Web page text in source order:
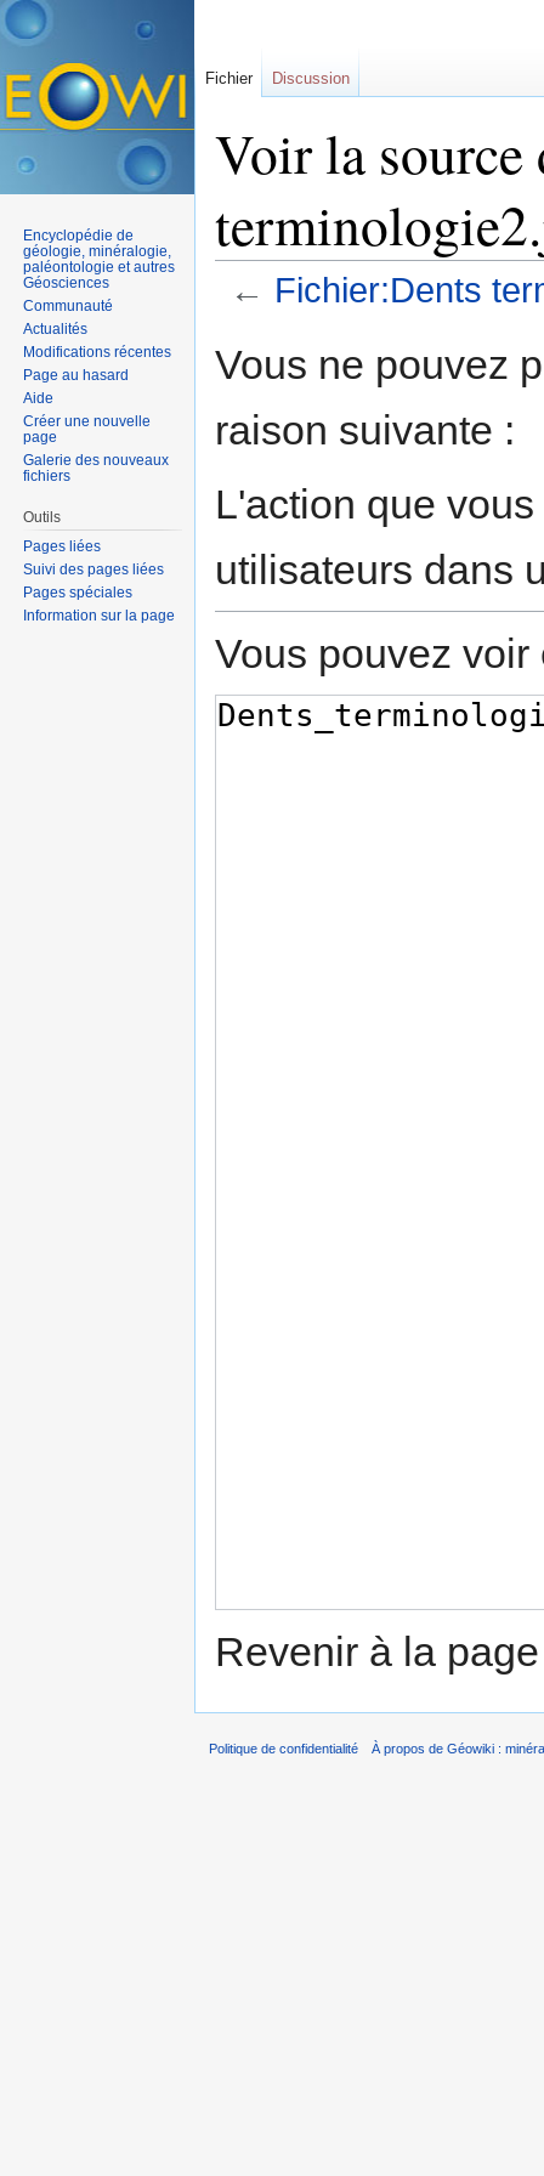
Voir la source
← Fichier:Dents
Vous ne pouvez
raison suivante :
L'action que
utilisateurs dans
Vous pouvez
Revenir à la
Fichier Discussion
Encyclopédie de
géologie, minéralogie,
paléontologie et autres
Géosciences
Communauté
Actualités
Modifications récentes
Page au hasard
Aide
Créer une nouvelle
page
Galerie des nouveaux
fichiers
Outils
Pages liées
Suivi des pages liées
Pages spéciales
Information sur la page
Politique de confidentialité À propos de Géowiki :